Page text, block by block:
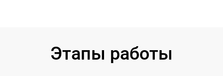
Этапы работы